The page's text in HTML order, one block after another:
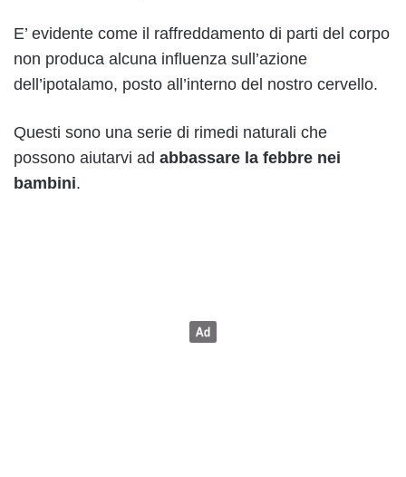
E’ evidente come il raffreddamento di parti del corpo
non produca alcuna influenza sull’azione
dell’ipotalamo, posto all’interno del nostro cervello.
Questi sono una serie di rimedi naturali che
possono aiutarvi ad abbassare la febbre nei
bambini.